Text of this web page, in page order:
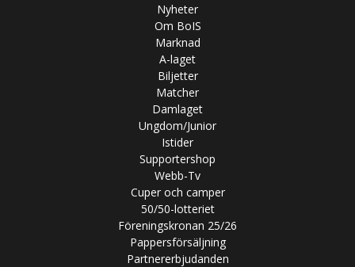
Nyheter
Om BoIS
Marknad
A-laget
Biljetter
Matcher
Damlaget
Ungdom/Junior
Istider
Supportershop
Webb-Tv
Cuper och camper
50/50-lotteriet
Föreningskronan 25/26
Pappersförsäljning
Partnererbjudanden